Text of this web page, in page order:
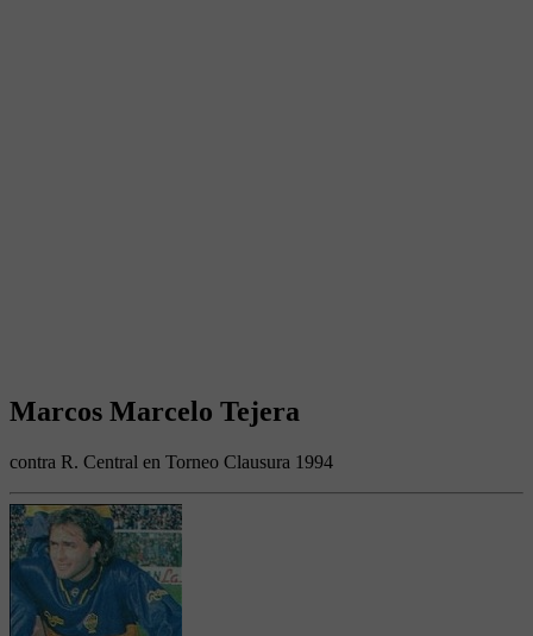
Marcos Marcelo Tejera
contra R. Central en Torneo Clausura 1994